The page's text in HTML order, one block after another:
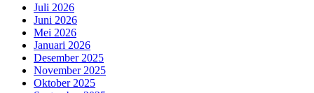
Juli 2026
Juni 2026
Mei 2026
Januari 2026
Desember 2025
November 2025
Oktober 2025